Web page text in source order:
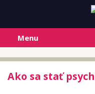
Menu
Ako sa stať